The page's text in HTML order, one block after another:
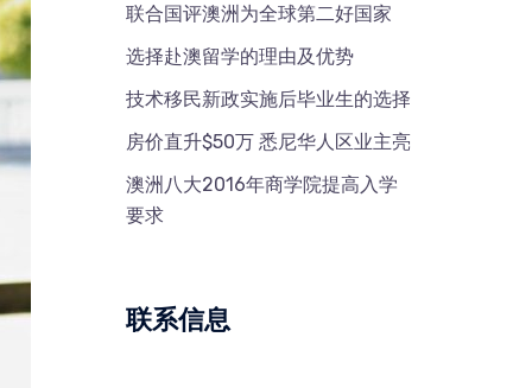
联合国评澳洲为全球第二好国家
选择赴澳留学的理由及优势
技术移民新政实施后毕业生的选择
房价直升$50万 悉尼华人区业主亮
澳洲八大2016年商学院提高入学
要求
联系信息